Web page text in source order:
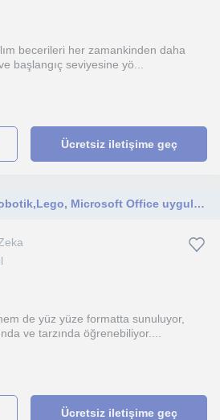
becerileri her zamankinden daha
başlangıç seviyesine yö...
Ücretsiz iletişime geç
İstanbul da Kodlama,Robotik,Lego, Microsoft Office uygulamaları, Yapay zeka Araçları, Proje Eğitimi, Bilimsel Araştırma Süreçleri, Tübitak projelerine hazırlanma süreçleri dersleriyle ilgili çevrimiçi ve yüzyüze çocuklar ve yetişkinlere yönelik ders verme
de yüz yüze formatta sunuluyor,
ve tarzında öğrenebiliyor....
Ücretsiz iletişime geç